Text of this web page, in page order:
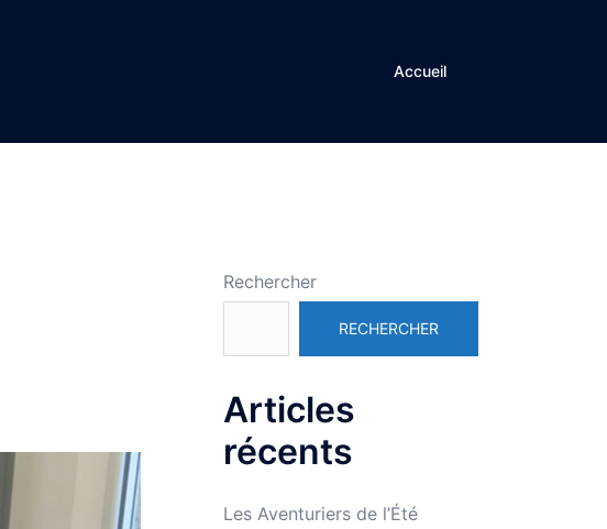
Accueil
Rechercher
RECHERCHER
Articles
récents
Les Aventuriers de l’Été